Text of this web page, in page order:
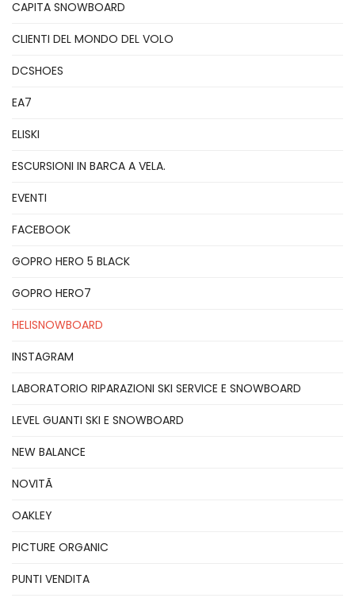
CAPITA SNOWBOARD
CLIENTI DEL MONDO DEL VOLO
DCSHOES
EA7
ELISKI
ESCURSIONI IN BARCA A VELA.
EVENTI
FACEBOOK
GOPRO HERO 5 BLACK
GOPRO HERO7
HELISNOWBOARD
INSTAGRAM
LABORATORIO RIPARAZIONI SKI SERVICE E SNOWBOARD
LEVEL GUANTI SKI E SNOWBOARD
NEW BALANCE
NOVITÃ
OAKLEY
PICTURE ORGANIC
PUNTI VENDITA